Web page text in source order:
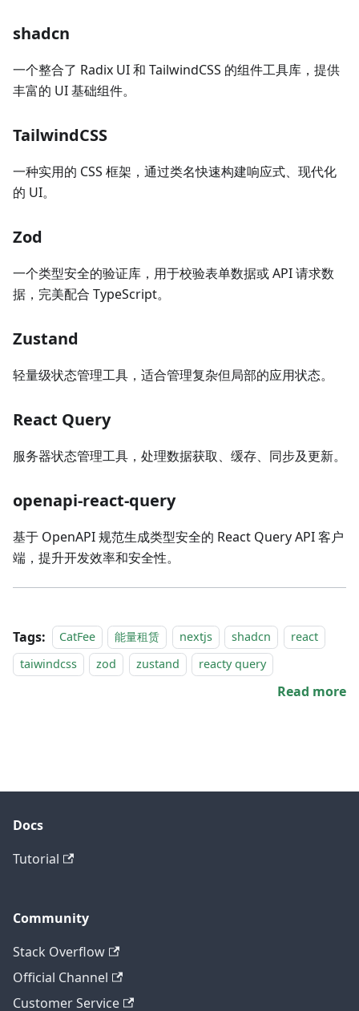
shadcn
一个整合了 Radix UI 和 TailwindCSS 的组件工具库，提供
丰富的 UI 基础组件。
TailwindCSS
一种实用的 CSS 框架，通过类名快速构建响应式、现代化
的 UI。
Zod
一个类型安全的验证库，用于校验表单数据或 API 请求数
据，完美配合 TypeScript。
Zustand
轻量级状态管理工具，适合管理复杂但局部的应用状态。
React Query
服务器状态管理工具，处理数据获取、缓存、同步及更新。
openapi-react-query
基于 OpenAPI 规范生成类型安全的 React Query API 客户
端，提升开发效率和安全性。
Tags: CatFee 能量租赁 nextjs shadcn
react
taiwindcss
zod zustand reacty query
Read more
Docs
Tutorial
Community
Stack Overflow
Official Channel
Customer Service